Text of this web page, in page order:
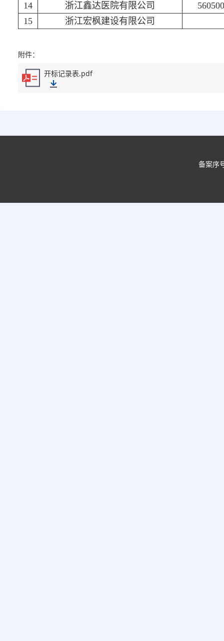
14
浙江鑫达医院有限公司
15
浙江宏枫建设有限公司
附件：
开标记录表.pdf
备案序